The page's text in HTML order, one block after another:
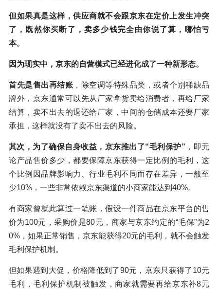
但如果真是这样，供应商就不会跟京东在定价上发生冲突
了，既然你买断了，卖多少钱完全由你说了算，哪怕亏
本。
因为现实中，京东的自营模式已经进化成了一种新形态。
首先是售出再结账 ，除空调等特殊品类，或者个别稀缺品
牌外，京东通常可以先从厂家拿货卖给消费者，再给厂家
结算，卖不出去的退还给厂家，中间的仓储成本还要厂家
承担，这样就没有了卖不出去的风险。
其次，为了确保自身收益，京东推出了“毛利保护” ，即无
论产品售价多少，都要保障京东获得一定比例的毛利，这
个比例因品牌影响力、行业毛利不同而存在差异，一般至
少10%，一些非常依赖京东渠道的小商家能达到40%。
有商家曾就此算过一笔账，假设一件商品在京东平台的售
价为100元，采购价是80元，商家与京东约定的“毛保”为2
0%，如果正常销售，京东能获得20元的毛利，就不会触发
毛利保护机制。
但如果遇到大促，价格降低到了90元，京东只获得了10元
毛利，毛利保护机制被触发，商家就需要再给京东补8元